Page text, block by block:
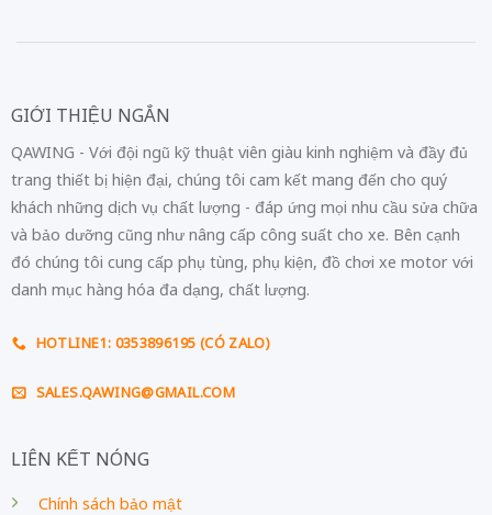
GIỚI THIỆU NGẮN
QAWING - Với đội ngũ kỹ thuật viên giàu kinh nghiệm và đầy đủ
trang thiết bị hiện đại, chúng tôi cam kết mang đến cho quý
khách những dịch vụ chất lượng - đáp ứng mọi nhu cầu sửa chữa
và bảo dưỡng cũng như nâng cấp công suất cho xe. Bên cạnh
đó chúng tôi cung cấp phụ tùng, phụ kiện, đồ chơi xe motor với
danh mục hàng hóa đa dạng, chất lượng.
HOTLINE1: 0353896195 (CÓ ZALO)
SALES.QAWING@GMAIL.COM
LIÊN KẾT NÓNG
Chính sách bảo mật